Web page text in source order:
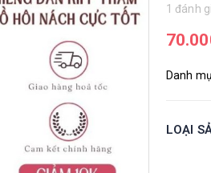
5.00
1 đánh
Danh
LOẠI